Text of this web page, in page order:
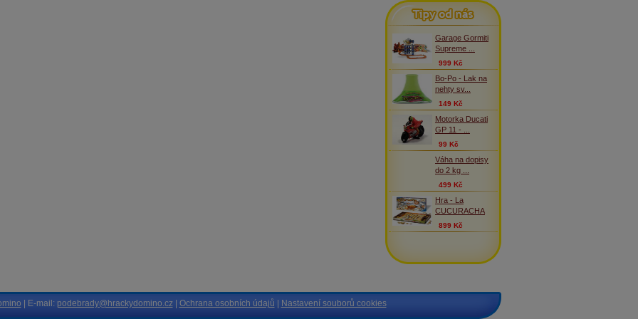
Tipy od nás
Garage Gormiti
Supreme ...
999 Kč
Bo-Po - Lak na
nehty sv...
149 Kč
Motorka Ducati
GP 11 - ...
99 Kč
Váha na dopisy
do 2 kg ...
499 Kč
Hra - La
CUCURACHA
899 Kč
| E-mail: podebrady@hrackydomino.cz| Ochrana osobních údajů Nastavení souborů cookies